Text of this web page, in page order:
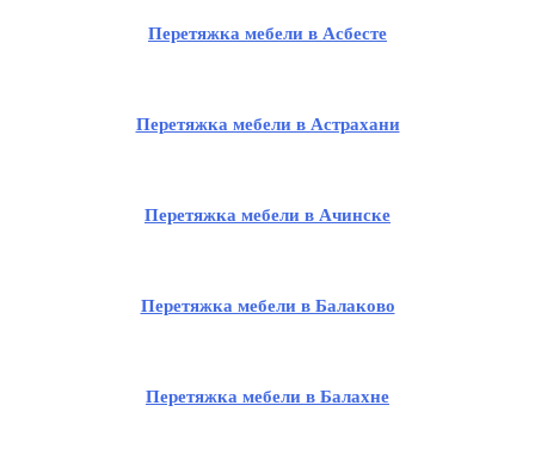
Перетяжка мебели в Асбесте
Перетяжка мебели в Астрахани
Перетяжка мебели в Ачинске
Перетяжка мебели в Балаково
Перетяжка мебели в Балахне